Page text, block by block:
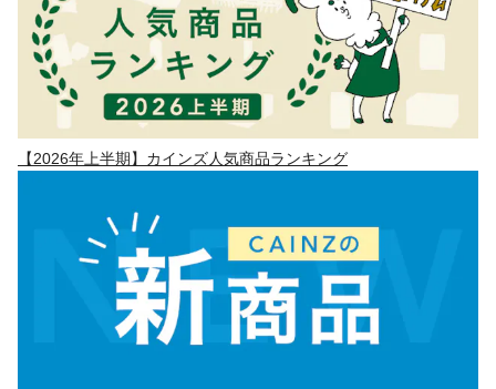
【2026年上半期】カインズ人気商品ランキング